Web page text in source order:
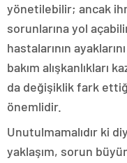
yönetilebilir; ancak
sorunlarına yol
hastalarının
bakım alışkanlıkları
da değişiklik fark
önemlidir.
Unutulmamalıdır ki
yaklaşım, sorun